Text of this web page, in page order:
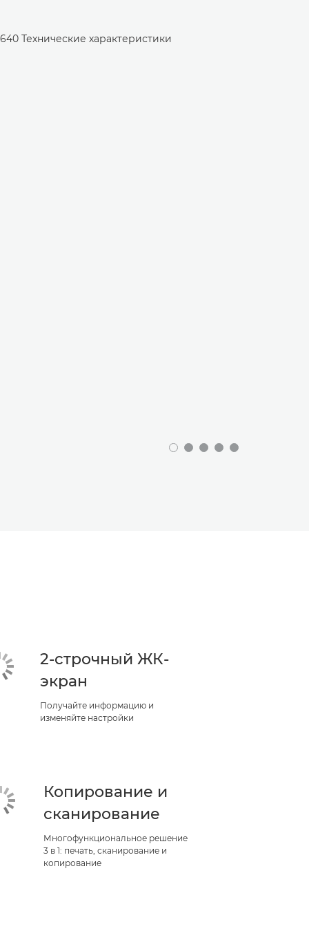
2-строчный ЖК-
экран
Получайте информацию и
изменяйте настройки
Копирование и
сканирование
Многофункциональное решение
3 в 1: печать, сканирование и
копирование